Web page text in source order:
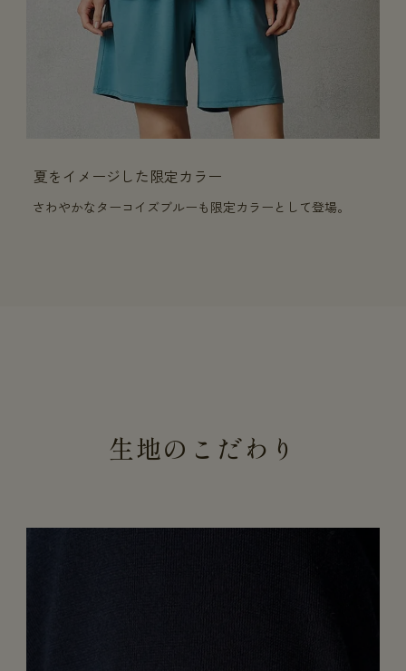
夏をイメージした限定カラー
さわやかなターコイズブルーも限定カラーとして登場。
生地のこだわり